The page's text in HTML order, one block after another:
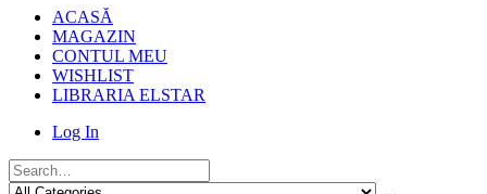
ACASĂ
MAGAZIN
CONTUL MEU
WISHLIST
LIBRARIA ELSTAR
Log In